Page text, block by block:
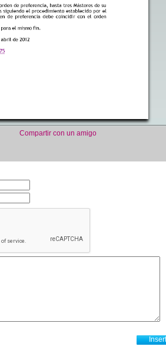
Compartir con un amigo